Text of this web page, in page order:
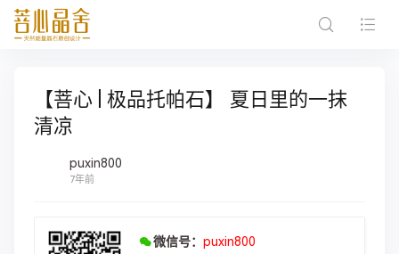
【菩心 | 极品托帕石】 夏日里的一抹
清凉
puxin800
7年前
微信号： puxin800